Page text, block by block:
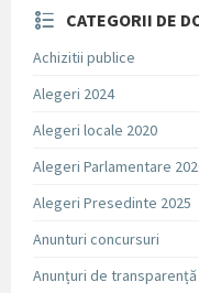
CATEGORII DE
Achizitii publice
Alegeri 2024
Alegeri locale 2020
Alegeri Parlamentare
Alegeri Presedinte 2025
Anunturi concursuri
Anunțuri de transparență